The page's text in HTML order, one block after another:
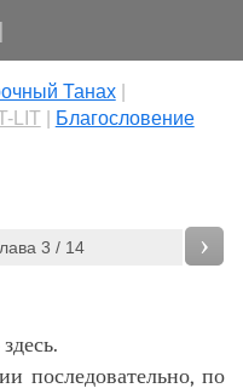
Танах|
LIT|
Благословение
3 / 14 ›
последовательно, по